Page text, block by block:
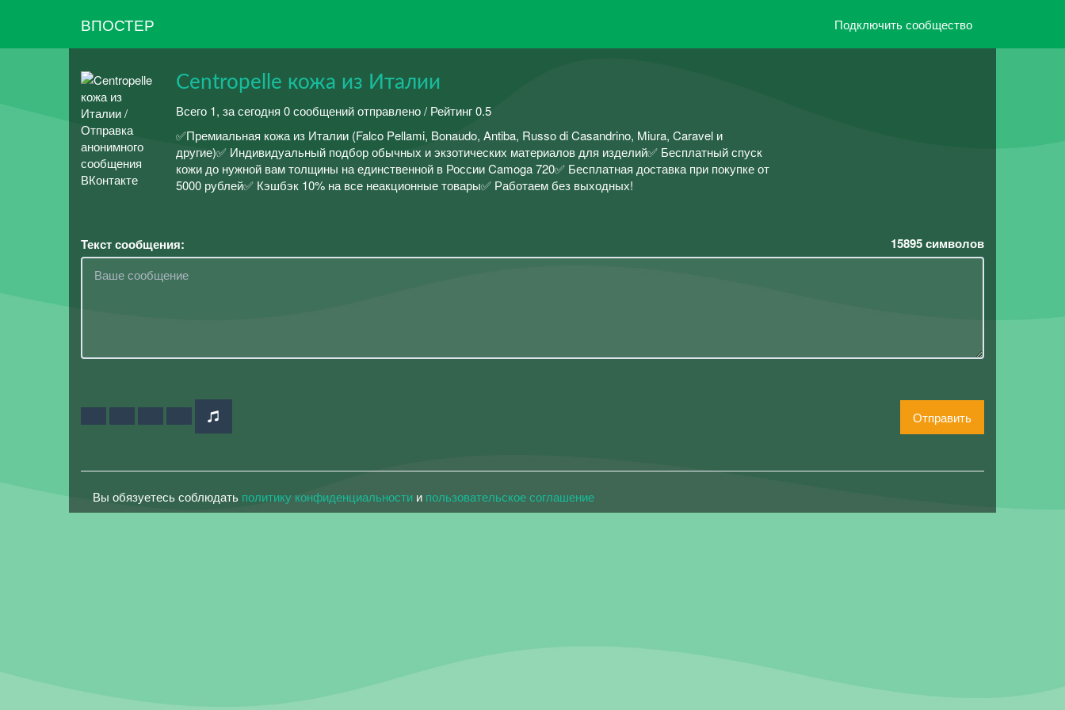
ВПОСТЕР Подключить сообщество
Centropelle кожа из Италии
Всего 1, за сегодня 0 сообщений отправлено / Рейтинг 0.5
✅Премиальная кожа из Италии (Falco Pellami, Bonaudo, Antiba, Russo di Casandrino, Miura, Caravel и
другие)✅ Индивидуальный подбор обычных и экзотических материалов для изделий✅ Бесплатный спуск
кожи до нужной вам толщины на единственной в России Camoga 720✅ Бесплатная доставка при покупке от
5000 рублей✅ Кэшбэк 10% на все неакционные товары✅ Работаем без выходных!
Текст сообщения: 15895символов
Отправить
Вы обязуетесь соблюдать политику конфиденциальности и пользовательское соглашение